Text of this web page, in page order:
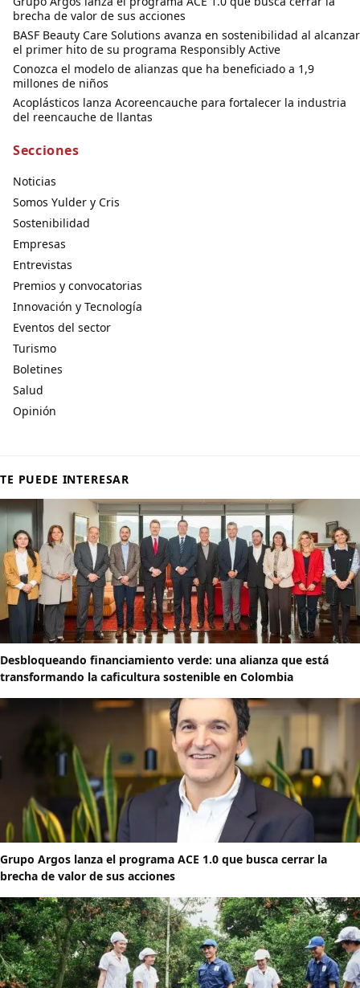
brecha de valor de sus acciones
BASF Beauty Care Solutions avanza en sostenibilidad al alcanzar
el primer hito de su programa Responsibly Active
Conozca el modelo de alianzas que ha beneficiado a 1,9
millones de niños
Acoplásticos lanza Acoreencauche para fortalecer la industria
del reencauche de llantas
Secciones
Noticias
Somos Yulder y Cris
Sostenibilidad
Empresas
Entrevistas
Premios y convocatorias
Innovación y Tecnología
Eventos del sector
Turismo
Boletines
Salud
Opinión
TE PUEDE INTERESAR
Desbloqueando financiamiento verde: una alianza que está
transformando la caficultura sostenible en Colombia
Grupo Argos lanza el programa ACE 1.0 que busca cerrar la
brecha de valor de sus acciones